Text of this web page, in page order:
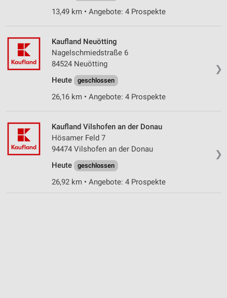
13,49 km • Angebote: 4 Prospekte
❯
Kaufland Neuötting
Nagelschmiedstraße 6
84524 Neuötting
Heute
geschlossen
26,16 km • Angebote: 4 Prospekte
❯
Kaufland Vilshofen an der Donau
Hösamer Feld 7
94474 Vilshofen an der Donau
Heute
geschlossen
26,92 km • Angebote: 4 Prospekte